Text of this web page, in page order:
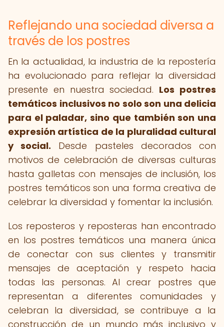
Reflejando una sociedad diversa a
través de los postres
En la actualidad, la industria de la repostería
ha evolucionado para reflejar la diversidad
presente en nuestra sociedad. Los postres
temáticos inclusivos no solo son una delicia
para el paladar, sino que también son una
expresión artística de la pluralidad cultural
y social. Desde pasteles decorados con
motivos de celebración de diversas culturas
hasta galletas con mensajes de inclusión, los
postres temáticos son una forma creativa de
celebrar la diversidad y fomentar la inclusión.
Los reposteros y reposteras han encontrado
en los postres temáticos una manera única
de conectar con sus clientes y transmitir
mensajes de aceptación y respeto hacia
todas las personas. Al crear postres que
representan a diferentes comunidades y
celebran la diversidad, se contribuye a la
construcción de un mundo más inclusivo y